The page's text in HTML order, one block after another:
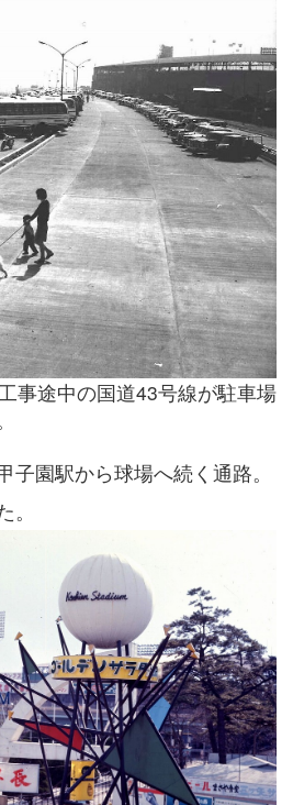
事途中の国道43号線が駐車場
園駅から球場へ続く通路。